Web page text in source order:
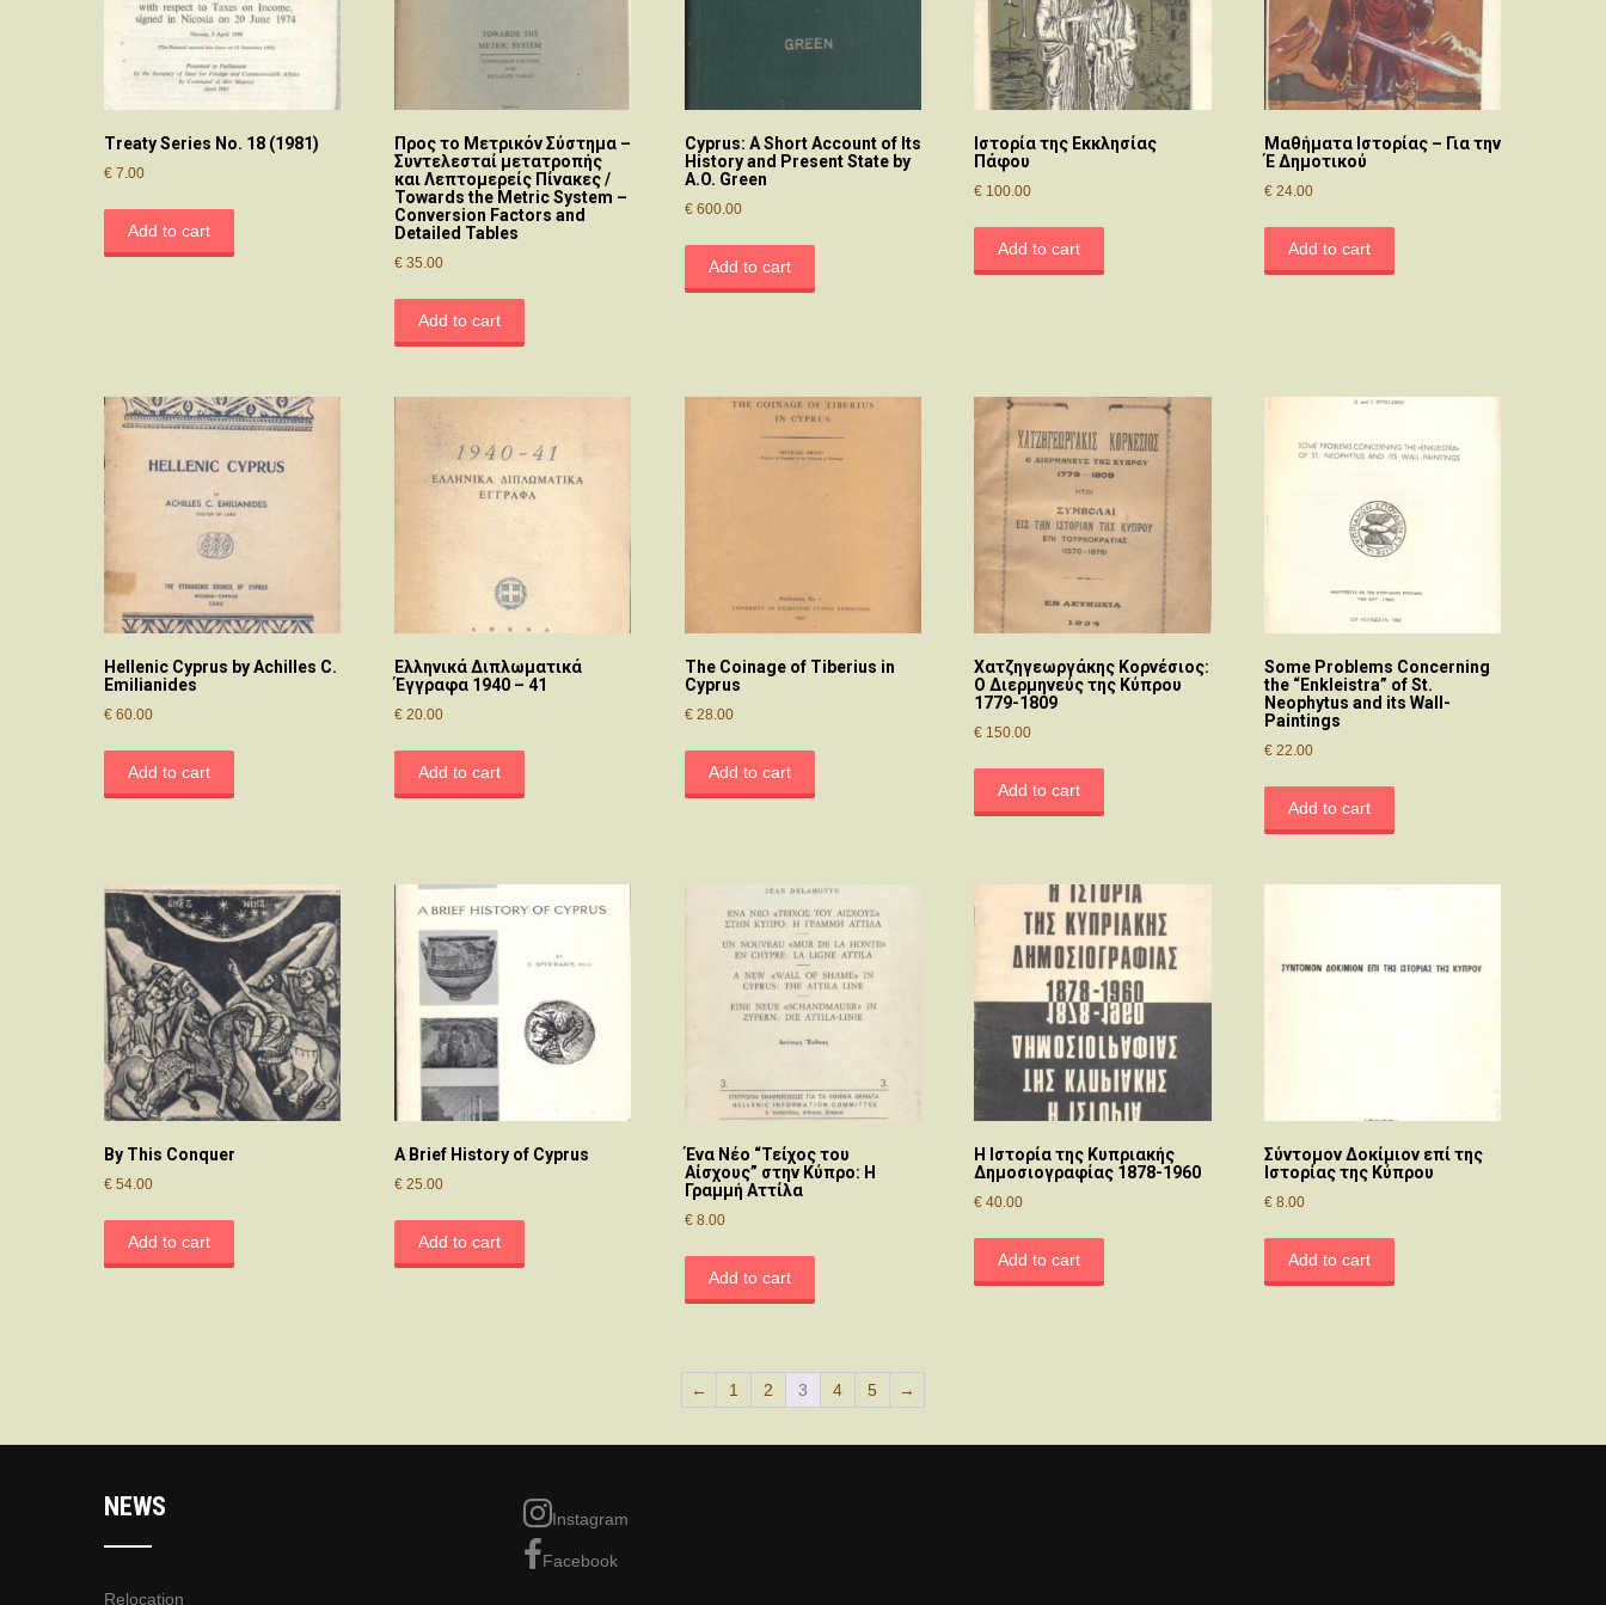
Treaty Series No. 18 (1981)
€ 7.00
Add to cart
Προς το Μετρικόν Σύστημα –
Συντελεσταί μετατροπής
και Λεπτομερείς Πίνακες /
Towards the Metric System –
Conversion Factors and
Detailed Tables
€35.00
Add to cart
Cyprus: A Short Account of Its
History and Present State by
A.O. Green
€600.00
Add to cart
Ιστορία της Εκκλησίας
Πάφου
€ 100.00
Add to cart
Μαθήματα Ιστορίας – Για την
Έ Δημοτικού
€ 24.00
Add to cart
Hellenic Cyprus by Achilles C.
Emilianides
€ 60.00
Add to cart
Ελληνικά Διπλωματικά
Έγγραφα 1940 – 41
€20.00
Add to cart
The Coinage of Tiberius in
Cyprus
€28.00
Add to cart
Χατζηγεωργάκης Κορνέσιος:
Ο Διερμηνεύς της Κύπρου
1779-1809
€ 150.00
Add to cart
Some Problems Concerning
the “Enkleistra” of St.
Neophytus and its Wall-
Paintings
€ 22.00
Add to cart
By This Conquer
€ 54.00
Add to cart
A Brief History of Cyprus
€25.00
Add to cart
Ένα Νέο “Τείχος του
Αίσχους” στην Κύπρο: Η
Γραμμή Αττίλα
€8.00
Add to cart
Η Ιστορία της Κυπριακής
Δημοσιογραφίας 1878-1960
€ 40.00
Add to cart
Σύντομον Δοκίμιον επί της
Ιστορίας της Κύπρου
€ 8.00
Add to cart
← 1 2 3 4 5 →
NEWS
Relocation
Instagram
Facebook